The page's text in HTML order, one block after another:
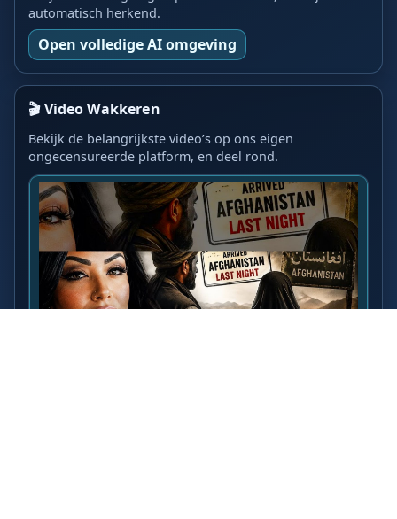
automatisch herkend.
Open volledige AI omgeving
🎬 Video Wakkeren
Bekijk de belangrijkste video’s op ons eigen
ongecensureerde platform, en deel rond.